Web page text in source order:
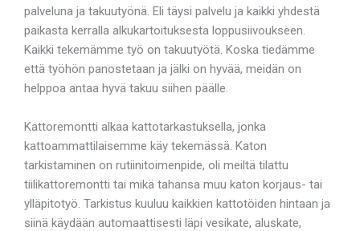
palveluna ja takuutyönä. Eli täysi palvelu ja kaikki yhdestä
paikasta kerralla alkukartoituksesta loppusiivoukseen.
Kaikki tekemämme työ on takuutyötä. Koska tiedämme
että työhön panostetaan ja jälki on hyvää, meidän on
helppoa antaa hyvä takuu siihen päälle.
Kattoremontti alkaa kattotarkastuksella, jonka
kattoammattilaisemme käy tekemässä. Katon
tarkistaminen on rutiinitoimenpide, oli meiltä tilattu
tiilikattoremontti tai mikä tahansa muu katon korjaus- tai
ylläpitotyö. Tarkistus kuuluu kaikkien kattotöiden hintaan ja
siinä käydään automaattisesti läpi vesikate, aluskate,